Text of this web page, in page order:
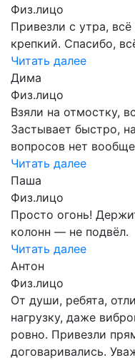
Физ.лицо
Привезли с утра,
крепкий. Спасибо,
Читать далее
Дима
Физ.лицо
Взяли на отмостку,
Застывает быстро,
вопросов нет
Читать далее
Паша
Физ.лицо
Просто огонь!
колонн — не подвёл.
Читать далее
Антон
Физ.лицо
От души, ребята,
нагрузку, даже
ровно. Привезли
договаривались.